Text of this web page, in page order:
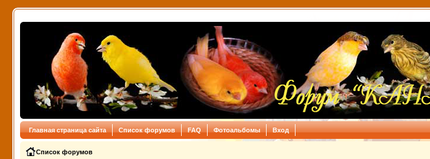
Главная страница сайта Список форумов FAQ Фотоальбомы Вход
Список форумов